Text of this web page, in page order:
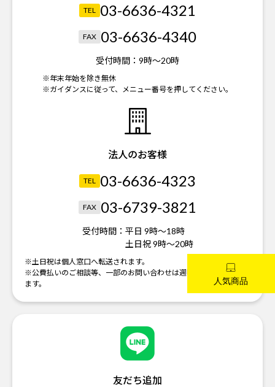
TEL 03-6636-4321
FAX 03-6636-4340
受付時間： 9時～20時
※年末年始を除き無休
※ガイダンスに従って、メニュー番号を押してください。
法人のお客様
TEL 03-6636-4323
FAX 03-6739-3821
受付時間： 平日 9時～18時
土日祝 9時～20時
※土日祝は個人窓口へ転送されます。
※公費払いのご相談等、一部のお問い合わせは週明けの対応になり
ます。
友だち追加